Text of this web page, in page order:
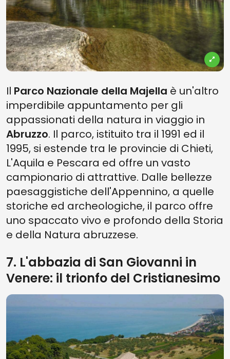
Il Parco Nazionale della Majella è un'altro
imperdibile appuntamento per gli
appassionati della natura in viaggio in
Abruzzo. Il parco, istituito tra il 1991 ed il
1995, si estende tra le provincie di Chieti,
L'Aquila e Pescara ed offre un vasto
campionario di attrattive. Dalle bellezze
paesaggistiche dell'Appennino, a quelle
storiche ed archeologiche, il parco offre
uno spaccato vivo e profondo della Storia
e della Natura abruzzese.
7. L'abbazia di San Giovanni in
Venere: il trionfo del Cristianesimo